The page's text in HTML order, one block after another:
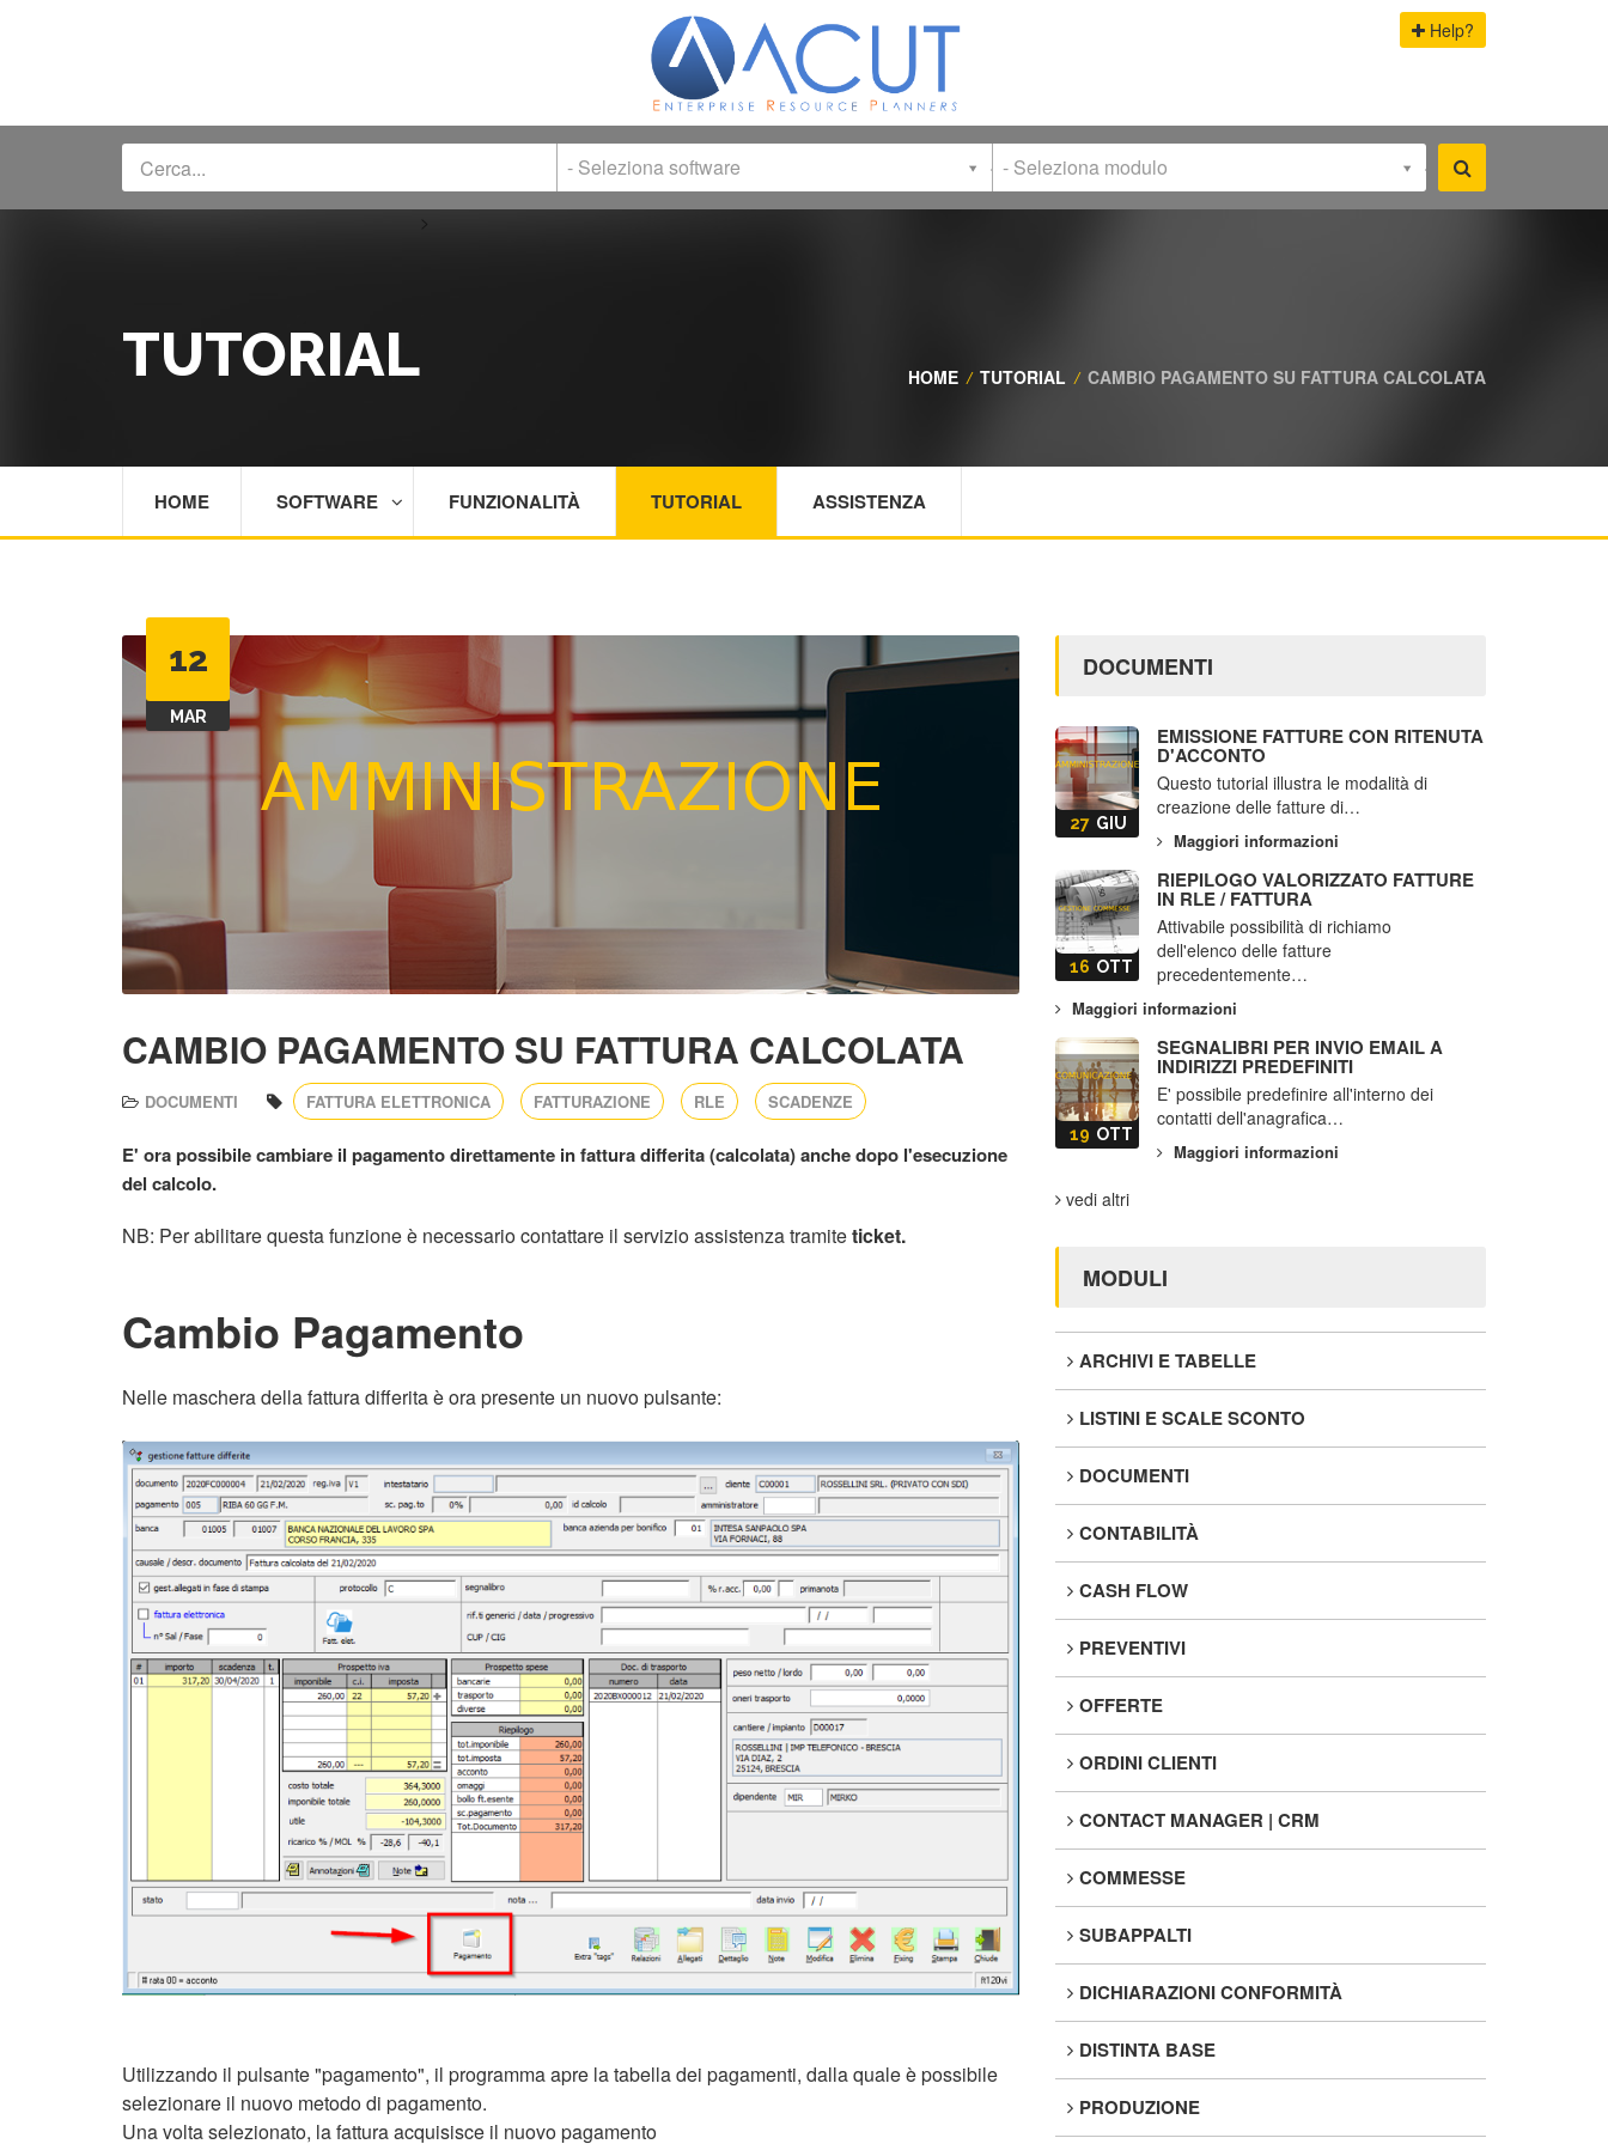
Help?
- Seleziona software - Seleziona modulo
>
TUTORIAL HOME / TUTORIAL / CAMBIO PAGAMENTO SU FATTURA CALCOLATA
HOME SOFTWARE FUNZIONALITÀ TUTORIAL ASSISTENZA
12
MAR
CAMBIO PAGAMENTO SU FATTURA CALCOLATA
DOCUMENTI FATTURA ELETTRONICA FATTURAZIONE RLE SCADENZE
E' ora possibile cambiare il pagamento direttamente in fattura differita (calcolata) anche dopo l'esecuzione
del calcolo.
NB: Per abilitare questa funzione è necessario contattare il servizio assistenza tramiteticket.
Cambio Pagamento
Nelle maschera della fattura differita è ora presente un nuovo pulsante:
Utilizzando il pulsante "pagamento", il programma apre la tabella dei pagamenti, dalla quale è possibile
selezionare il nuovo metodo di pagamento.
Una volta selezionato, la fattura acquisisce il nuovo pagamento
DOCUMENTI
27 GIU
EMISSIONE FATTURE CON RITENUTA
D'ACCONTO
Questo tutorial illustra le modalità di
creazione delle fatture di…
Maggiori informazioni
16 OTT
RIEPILOGO VALORIZZATO FATTURE
IN RLE / FATTURA
Attivabile possibilità di richiamo
dell'elenco delle fatture
precedentemente…
Maggiori informazioni
19 OTT
SEGNALIBRI PER INVIO EMAIL A
INDIRIZZI PREDEFINITI
E' possibile predefinire all'interno dei
contatti dell'anagrafica…
Maggiori informazioni
vedi altri
MODULI
ARCHIVI E TABELLE
LISTINI E SCALE SCONTO
DOCUMENTI
CONTABILITÀ
CASH FLOW
PREVENTIVI
OFFERTE
ORDINI CLIENTI
CONTACT MANAGER | CRM
COMMESSE
SUBAPPALTI
DICHIARAZIONI CONFORMITÀ
DISTINTA BASE
PRODUZIONE